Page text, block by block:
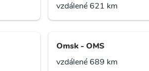
vzdálené 621 km
Omsk - OMS
vzdálené 689 km